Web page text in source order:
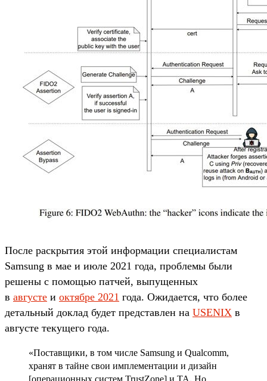
После раскрытия этой информации специалистам
Samsung в мае и июле 2021 года, проблемы были
решены с помощью патчей, выпущенных
в августе и октябре 2021 года. Ожидается, что более
детальный доклад будет представлен на USENIX в
августе текущего года.
«Поставщики, в том числе Samsung и Qualcomm,
хранят в тайне свои имплементации и дизайн
[операционных систем TrustZone] и TA. Но